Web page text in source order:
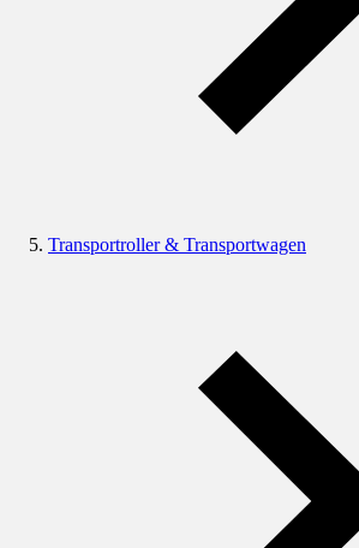
Transportroller & Transportwagen